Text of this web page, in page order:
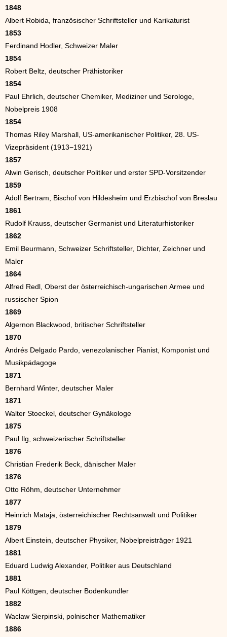
1848
Albert Robida, französischer Schriftsteller und Karikaturist
1853
Ferdinand Hodler, Schweizer Maler
1854
Robert Beltz, deutscher Prähistoriker
1854
Paul Ehrlich, deutscher Chemiker, Mediziner und Serologe,
Nobelpreis 1908
1854
Thomas Riley Marshall, US-amerikanischer Politiker, 28. US-
Vizepräsident (1913−1921)
1857
Alwin Gerisch, deutscher Politiker und erster SPD-Vorsitzender
1859
Adolf Bertram, Bischof von Hildesheim und Erzbischof von Breslau
1861
Rudolf Krauss, deutscher Germanist und Literaturhistoriker
1862
Emil Beurmann, Schweizer Schriftsteller, Dichter, Zeichner und
Maler
1864
Alfred Redl, Oberst der österreichisch-ungarischen Armee und
russischer Spion
1869
Algernon Blackwood, britischer Schriftsteller
1870
Andrés Delgado Pardo, venezolanischer Pianist, Komponist und
Musikpädagoge
1871
Bernhard Winter, deutscher Maler
1871
Walter Stoeckel, deutscher Gynäkologe
1875
Paul Ilg, schweizerischer Schriftsteller
1876
Christian Frederik Beck, dänischer Maler
1876
Otto Röhm, deutscher Unternehmer
1877
Heinrich Mataja, österreichischer Rechtsanwalt und Politiker
1879
Albert Einstein, deutscher Physiker, Nobelpreisträger 1921
1881
Eduard Ludwig Alexander, Politiker aus Deutschland
1881
Paul Köttgen, deutscher Bodenkundler
1882
Waclaw Sierpinski, polnischer Mathematiker
1886